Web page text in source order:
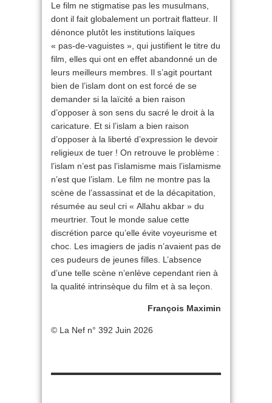
Le film ne stigmatise pas les musulmans,
dont il fait globalement un portrait flatteur. Il
dénonce plutôt les institutions laïques
« pas-de-vaguistes », qui justifient le titre du
film, elles qui ont en effet abandonné un de
leurs meilleurs membres. Il s’agit pourtant
bien de l’islam dont on est forcé de se
demander si la laïcité a bien raison
d’opposer à son sens du sacré le droit à la
caricature. Et si l’islam a bien raison
d’opposer à la liberté d’expression le devoir
religieux de tuer ! On retrouve le problème :
l’islam n’est pas l’islamisme mais l’islamisme
n’est que l’islam. Le film ne montre pas la
scène de l’assassinat et de la décapitation,
résumée au seul cri « Allahu akbar » du
meurtrier. Tout le monde salue cette
discrétion parce qu’elle évite voyeurisme et
choc. Les imagiers de jadis n’avaient pas de
ces pudeurs de jeunes filles. L’absence
d’une telle scène n’enlève cependant rien à
la qualité intrinsèque du film et à sa leçon.
François Maximin
© La Nef n° 392 Juin 2026